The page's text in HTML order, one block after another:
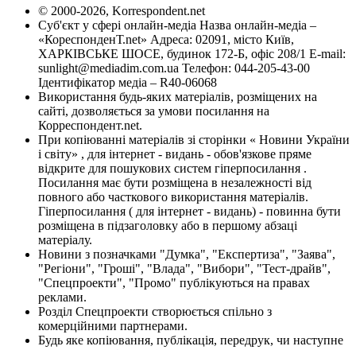
© 2000-2026, Korrespondent.net
Суб'єкт у сфері онлайн-медіа Назва онлайн-медіа –
«КореспонденТ.net» Адреса: 02091, місто Київ,
ХАРКІВСЬКЕ ШОСЕ, будинок 172-Б, офіс 208/1 E-mail:
sunlight@mediadim.com.ua Телефон: 044-205-43-00
Ідентифікатор медіа – R40-06068
Використання будь-яких матеріалів, розміщених на
сайті, дозволяється за умови посилання на
Корреспондент.net.
При копіюванні матеріалів зі сторінки « Новини України
і світу» , для інтернет - видань - обов'язкове пряме
відкрите для пошукових систем гіперпосилання .
Посилання має бути розміщена в незалежності від
повного або часткового використання матеріалів.
Гіперпосилання ( для інтернет - видань) - повинна бути
розміщена в підзаголовку або в першому абзаці
матеріалу.
Новини з позначками "Думка", "Експертиза", "Заява",
"Регіони", "Гроші", "Влада", "Вибори", "Тест-драйв",
"Спецпроекти", "Промо" публікуються на правах
реклами.
Розділ Спецпроекти створюється спільно з
комерційними партнерами.
Будь яке копіювання, публікація, передрук, чи наступне